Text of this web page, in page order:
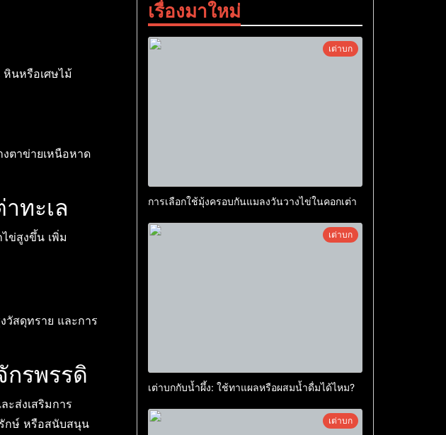
หินหรือเศษไม้
ตาข่ายเหนือหาด
ทะเล
ข่สูงขึ้น เพิ่ม
วัสดุทราย และการ
รพรรดิ
ะส่งเสริมการ
กษ์ หรือสนับสนุน
เรื่องมาใหม่
เต่าบก
การเลือกใช้มุ้งครอบกันแมลงวันวางไข่ในคอกเต่า
เต่าบก
เต่าบกกับน้ำผึ้ง: ใช้ทาแผลหรือผสมน้ำดื่มได้ไหม?
เต่าบก